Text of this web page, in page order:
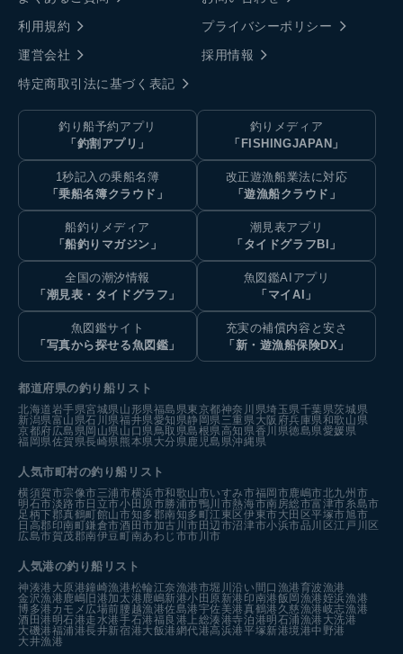
利用規約
プライバシーポリシー
運営会社
採用情報
特定商取引法に基づく表記
釣り船予約アプリ
「釣割アプリ」
釣りメディア
「FISHINGJAPAN」
1秒記入の乗船名簿
「乗船名簿クラウド」
改正遊漁船業法に対応
「遊漁船クラウド」
船釣りメディア
「船釣りマガジン」
潮見表アプリ
「タイドグラフBI」
全国の潮汐情報
「潮見表・タイドグラフ」
魚図鑑AIアプリ
「マイAI」
魚図鑑サイト
「写真から探せる魚図鑑」
充実の補償内容と安さ
「新・遊漁船保険DX」
都道府県の釣り船リスト
北海道岩手県宮城県山形県福島県東京都神奈川県埼玉県千葉県茨城県
新潟県富山県石川県福井県愛知県静岡県三重県大阪府兵庫県和歌山県
京都府広島県岡山県山口県鳥取県島根県高知県香川県徳島県愛媛県
福岡県佐賀県長崎県熊本県大分県鹿児島県沖縄県
人気市町村の釣り船リスト
横須賀市宗像市三浦市横浜市和歌山市いすみ市福岡市鹿嶋市北九州市
明石市淡路市 日立市小田原市勝浦市鴨川市熱海市南房総市富津市糸島市
足柄下郡真鶴町館山市知多郡南知多町江東区伊東市大田区平塚市旭市
日高郡印南町鎌倉市酒田市加古川市 田辺市沼津市小浜市品川区江戸川区
広島市賀茂郡南伊豆町南あわじ市市川市
人気港の釣り船リスト
神湊港 大原港鐘崎漁港松輪江奈漁港市堀川沿い 間口漁港育波漁港
金沢漁港鹿嶋旧港加太港鹿嶋新港小田原新港 印南港飯岡漁港姪浜漁港
博多港カモメ広場前 腰越漁港佐島港宇佐美港真鶴港 久慈漁港岐志漁港
酒田港 明石港走水港手石港福良港 上総湊港寺泊港明石浦漁港 大洗港
大磯港福浦港長井新宿港大飯港網代港高浜港平塚新港境港中野港
大井漁港